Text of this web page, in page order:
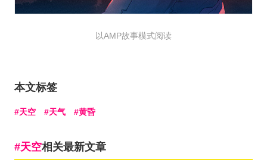
以AMP故事模式阅读
本文标签
天空 天气 黄昏
天空相关最新文章